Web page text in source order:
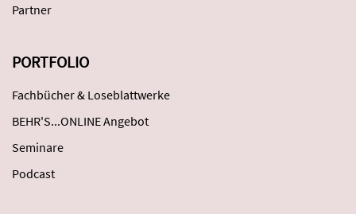
Partner
PORTFOLIO
Fachbücher & Loseblattwerke
BEHR'S...ONLINE Angebot
Seminare
Podcast